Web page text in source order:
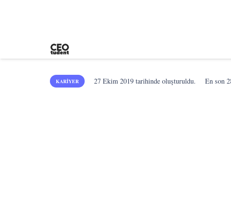
KARIYER 27 Ekim 2019 tarihinde oluşturuldu. En son